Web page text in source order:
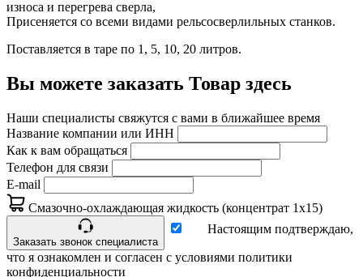
износа и перегрева сверла,
Присеняется со всеми видами рельсосверлильных станков.
Поставляется в таре по 1, 5, 10, 20 литров.
Вы можете заказать Товар здесь
Наши специалисты свяжутся с вами в ближайшее время
Название компании или ИНН
Как к вам обращаться
Телефон для связи
E-mail
Смазочно-охлаждающая жидкость (концентрат 1х15)
Заказать звонок специалиста
Настоящим подтверждаю,
что я ознакомлен и согласен с условиями политики
конфиденциальности